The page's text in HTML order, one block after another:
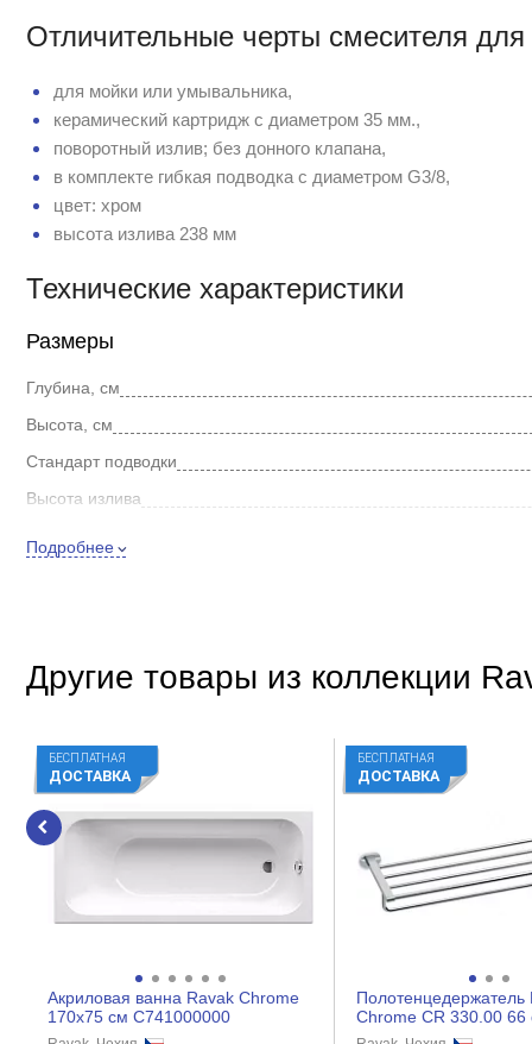
Отличительные черты смесителя
для мойки или умывальника,
керамический картридж с диаметром 35 мм.,
поворотный излив; без донного клапана,
в комплекте гибкая подводка с диаметром G3/8,
цвет: хром
высота излива 238 мм
Технические характеристики
Размеры
Глубина, см
Высота, см
Стандарт подводки
Высота излива
Форма
Стиль
Встраиваемый
Особенности
Управление
Кол-во отверстий для монтажа
Экономия воды
Подробнее
Другие товары из коллекции
БЕСПЛАТНАЯ
ДОСТАВКА
Акриловая ванна Ravak Chrome
170x75 см C741000000
БЕСПЛАТНАЯ
ДОСТАВКА
Полотенцедержатель
Chrome CR 330.00 66